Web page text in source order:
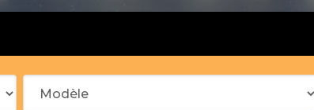
distribution